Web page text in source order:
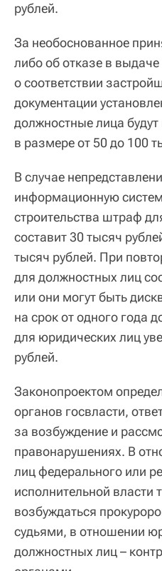
рублей.
За необоснованное
либо об отказе в
о соответствии
документации
должностные лица
в размере от 50 до 100
В случае
информационную
строительства штраф
составит 30 тысяч
тысяч рублей. При
для должностных лиц
или они могут быть
на срок от одного года
для юридических лиц
рублей.
Законопроектом
органов госвласти,
за возбуждение и
правонарушениях. В
лиц федерального или
исполнительной власти
возбуждаться
судьями, в отношении
должностных лиц –